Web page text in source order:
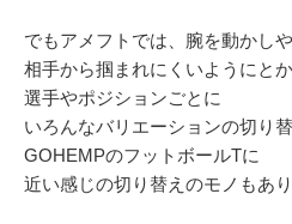
でもアメフトでは、腕を動かし
相手から掴まれにくいようにと
選手やポジションごとに
いろんなバリエーションの切り替
GOHEMPのフットボールTに
近い感じの切り替えのモノもあり